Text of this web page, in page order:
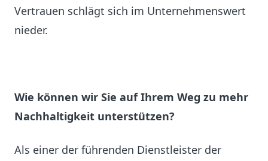
Vertrauen schlägt sich im Unternehmenswert
nieder.
Wie können wir Sie auf Ihrem Weg zu mehr
Nachhaltigkeit unterstützen?
Als einer der führenden Dienstleister der